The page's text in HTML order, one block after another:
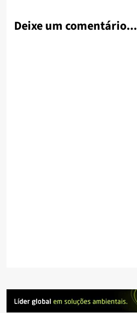
Deixe um comentário...